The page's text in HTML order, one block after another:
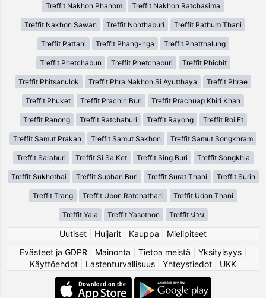
Treffit Nakhon Phanom Treffit Nakhon Ratchasima
Treffit Nakhon Sawan Treffit Nonthaburi Treffit Pathum Thani
Treffit Pattani Treffit Phang-nga Treffit Phatthalung
Treffit Phetchabun Treffit Phetchaburi Treffit Phichit
Treffit Phitsanulok Treffit Phra Nakhon Si Ayutthaya Treffit Phrae
Treffit Phuket Treffit Prachin Buri Treffit Prachuap Khiri Khan
Treffit Ranong Treffit Ratchaburi Treffit Rayong Treffit Roi Et
Treffit Samut Prakan Treffit Samut Sakhon Treffit Samut Songkhram
Treffit Saraburi Treffit Si Sa Ket Treffit Sing Buri Treffit Songkhla
Treffit Sukhothai Treffit Suphan Buri Treffit Surat Thani Treffit Surin
Treffit Trang Treffit Ubon Ratchathani Treffit Udon Thani
Treffit Yala Treffit Yasothon Treffit น่าน
Uutiset Huijarit Kauppa
Mielipiteet
Evästeet ja GDPR
Mainonta Tietoa meistä Yksityisyys|
Käyttöehdot
Lastenturvallisuus Yhteystiedot UKK